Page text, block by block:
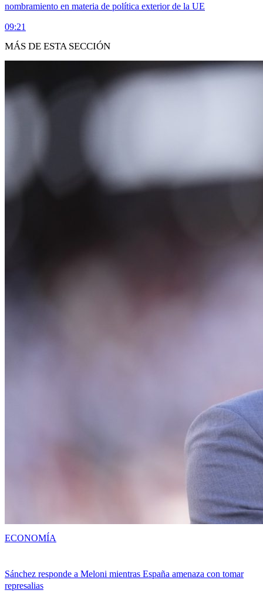
nombramiento en materia de política exterior de la UE
09:21
MÁS DE ESTA SECCIÓN
Sánchez responde a Meloni mientras España amenaza con tomar
represalias
ECONOMÍA